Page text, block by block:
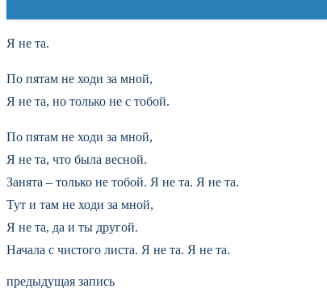
Я не та.
По пятам не ходи за мной,
Я не та, но только не с тобой.
По пятам не ходи за мной,
Я не та, что была весной.
Занята – только не тобой. Я не та. Я не та.
Тут и там не ходи за мной,
Я не та, да и ты другой.
Начала с чистого листа. Я не та. Я не та.
предыдущая запись